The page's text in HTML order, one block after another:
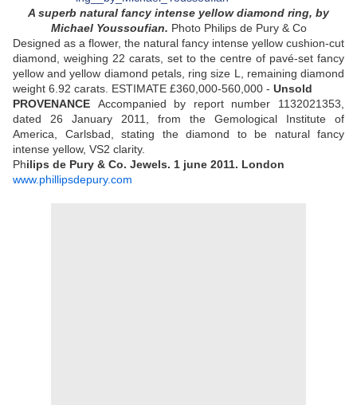
A superb natural fancy intense yellow diamond ring, by
Michael Youssoufian. Photo Philips de Pury & Co
Designed as a flower, the natural fancy intense yellow cushion-cut
diamond, weighing 22 carats, set to the centre of pavé-set fancy
yellow and yellow diamond petals, ring size L, remaining diamond
weight 6.92 carats. ESTIMATE £360,000-560,000 - Unsold
PROVENANCE Accompanied by report number 1132021353,
dated 26 January 2011, from the Gemological Institute of
America, Carlsbad, stating the diamond to be natural fancy
intense yellow, VS2 clarity.
Philips de Pury & Co. Jewels. 1 june 2011. London
www.phillipsdepury.com